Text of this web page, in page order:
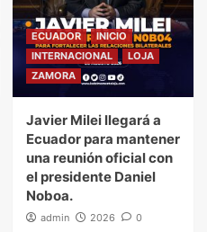
ECUADOR
INICIO
INTERNACIONAL
LOJA
ZAMORA
Javier Milei llegará a
Ecuador para mantener
una reunión oficial con
el presidente Daniel
Noboa.
admin 2026 0